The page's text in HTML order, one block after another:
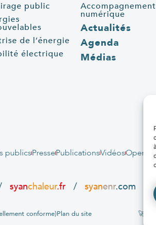
public
de l’énergie
électrique
Accompagnement
numérique
Actualités
Agenda
Médias
publicsPressePublicationsVidéosOpen
syanchaleur.fr/ syanenr.com
conforme)Plan du site 🚀